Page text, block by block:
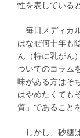
性を表している
毎日メディカ
はなぜ何十年も
ん（特に乳がん
ついてのコラム
味がある方はそ
はやめたくても
質」であること
しかし、砂糖